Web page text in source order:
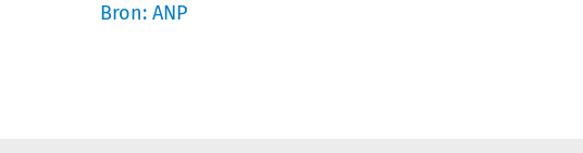
Bron: ANP